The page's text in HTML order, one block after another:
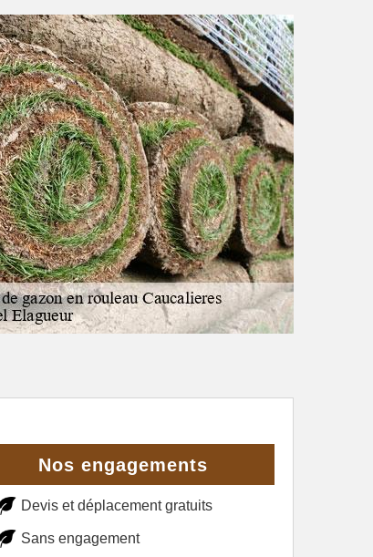
Nos engagements
Devis et déplacement gratuits
Sans engagement